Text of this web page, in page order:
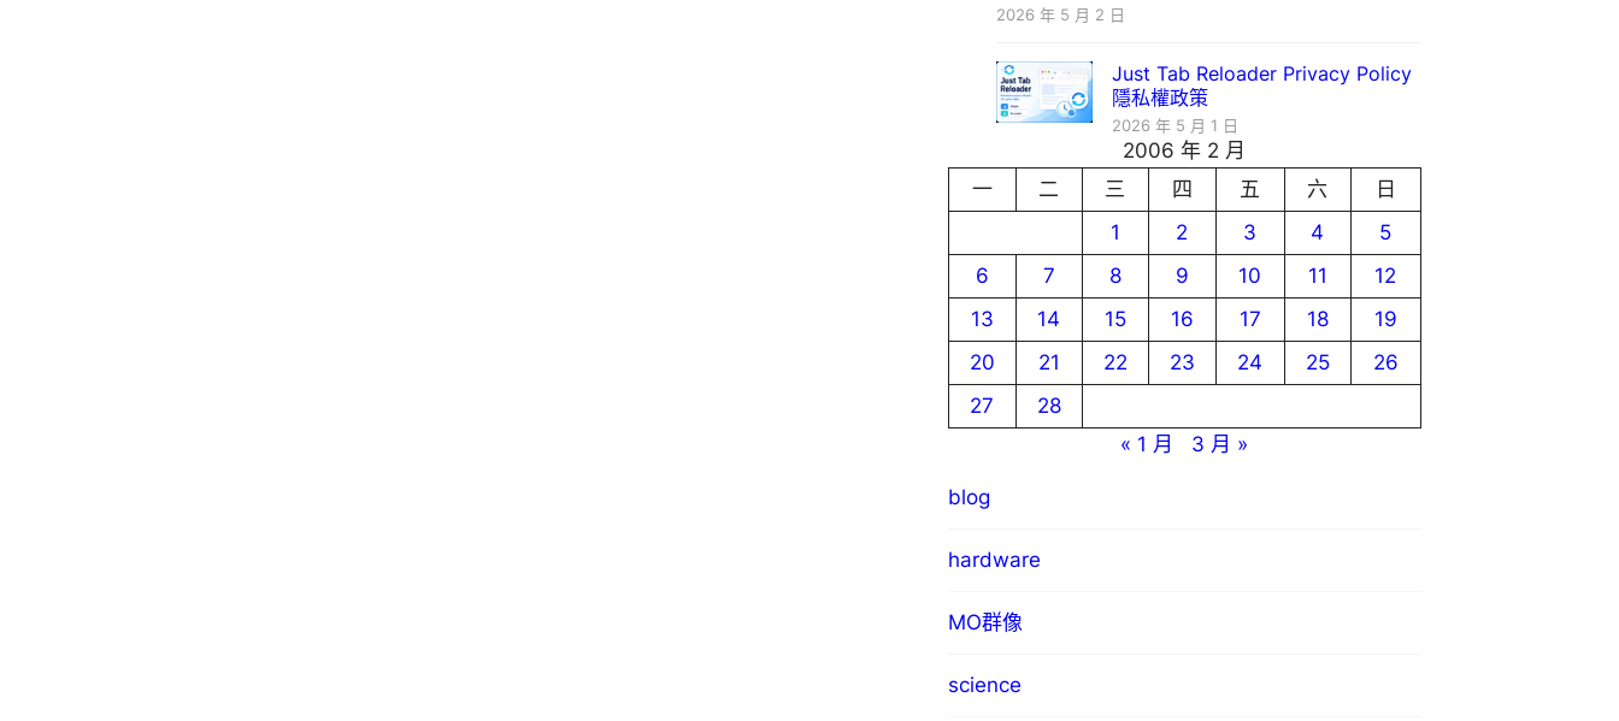
2026 年 5 月 2 日
Just Tab Reloader Privacy Policy
隱私權政策
2026 年 5 月 1 日
2006 年 2 月
一
二 三 四 五 六
日
1
2 3 4
5
6
7 8 9 10 11
12
13
14 15 16 17 18
19
20
21 22 23 24 25
26
27
28
« 1 月
3 月 »
blog
hardware
MO群像
science